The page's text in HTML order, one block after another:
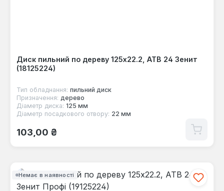
Диск пильний по дереву 125x22.2, ATB 24 Зенит
(18125224)
Тип обладнання: пильний диск
Призначення: дерево
Діаметр диска: 125 мм
Діаметр посадкового отвору: 22 мм
Звичайна ціна:
103,00 ₴
Немає в наявності